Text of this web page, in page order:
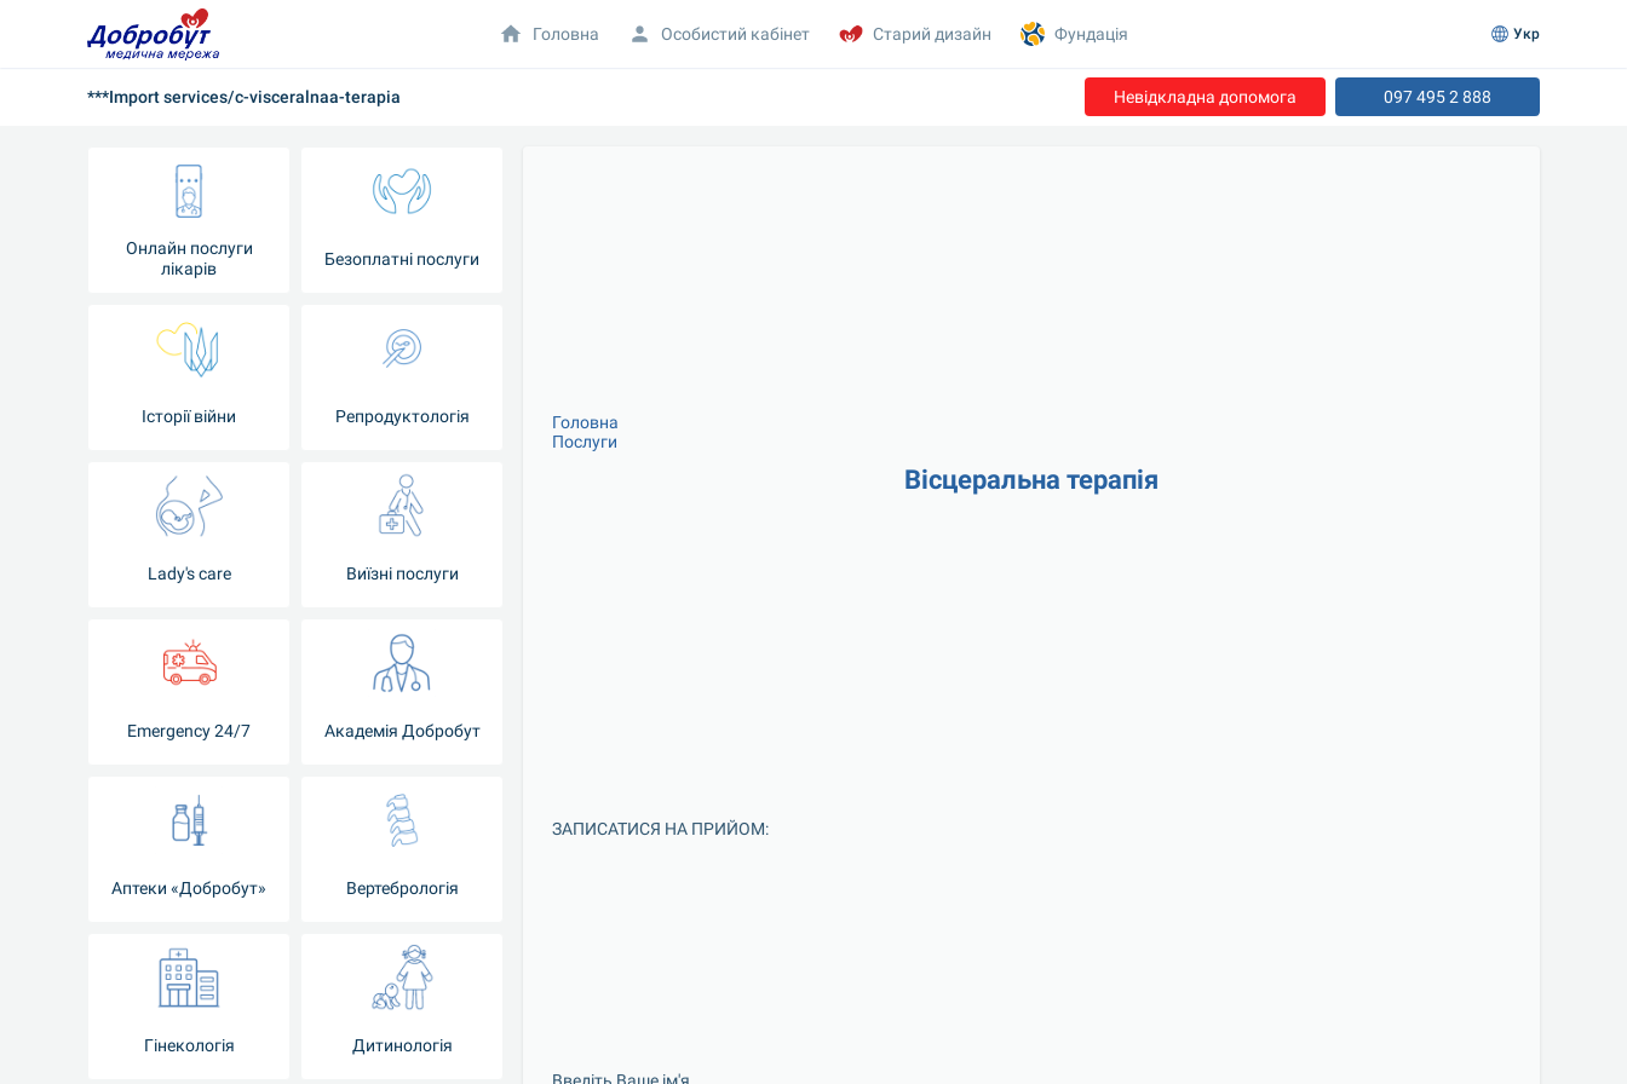
***Import services/c-visceralnaa-terapia Невідкладна допомога 097 495 2 888
Онлайн послуги
лікарів
Безоплатні послуги
Історії війни Репродуктологія
Lady's care Виїзні послуги
Emergency 24/7 Академія Добробут
Аптеки «Добробут» Вертебрологія
Гінекологія Дитинологія
Головна
Послуги
Вісцеральна терапія
ЗАПИСАТИСЯ НА ПРИЙОМ:
Головна Особистий кабінет Старий дизайн Фундація Укр